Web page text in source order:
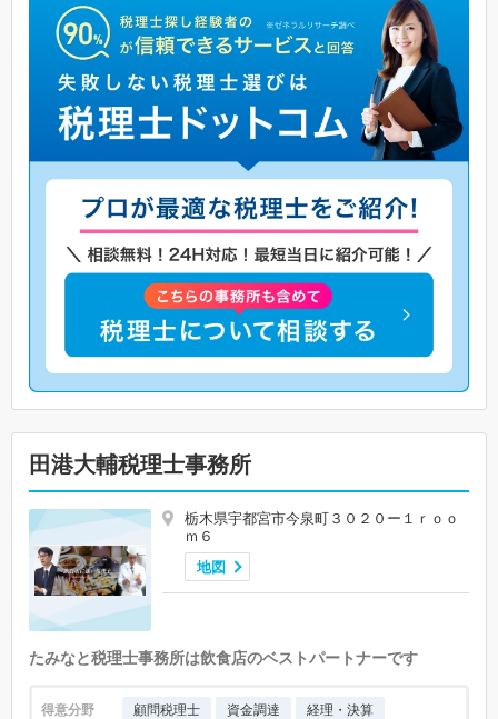
田港大輔税理士事務所
栃木県宇都宮市今泉町３０２０ー１ｒｏｏ
ｍ６
地図
たみなと税理士事務所は飲食店のベストパートナーです
得意分野 顧問税理士 資金調達 経理・決算